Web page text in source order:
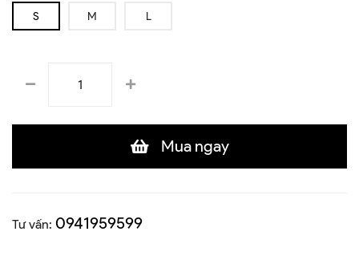
S M L
Mua ngay
Tư vấn: 0941959599